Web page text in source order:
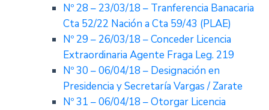
Nº 28 – 23/03/18 – Tranferencia Banacaria
Cta 52/22 Nación a Cta 59/43 (PLAE)
Nº 29 – 26/03/18 – Conceder Licencia
Extraordinaria Agente Fraga Leg. 219
Nº 30 – 06/04/18 – Designación en
Presidencia y Secretaría Vargas / Zarate
Nº 31 – 06/04/18 – Otorgar Licencia